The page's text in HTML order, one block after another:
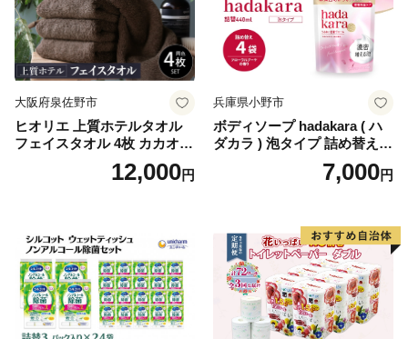
ぺーぱー トイレ クレシア ト
イレットペーパー [BDBH002
-1]
大阪府泉佐野市
ヒオリエ 上質ホテルタオル
フェイスタオル 4枚 カカオ
【タオル 泉州タオル 吸水 普
段使い 無地 シンプル 日用品
12,000円
兵庫県小野市
ボディソープ hadakara ( ハ
ダカラ ) 泡タイプ 詰め替え 4
40ml×4袋 ボディーソープ 泡
ボディソープ 泡 日用品 消耗
泡石鹸 石鹸 兵庫 兵庫県 小野
7,000円